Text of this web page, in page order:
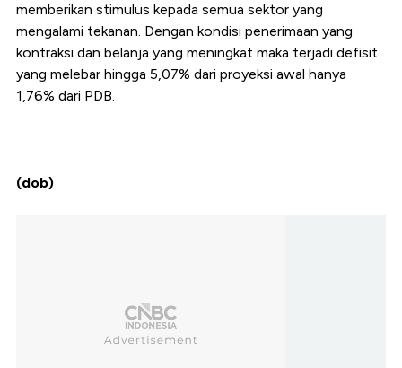
memberikan stimulus kepada semua sektor yang
mengalami tekanan. Dengan kondisi penerimaan yang
kontraksi dan belanja yang meningkat maka terjadi defisit
yang melebar hingga 5,07% dari proyeksi awal hanya
1,76% dari PDB.
(dob)